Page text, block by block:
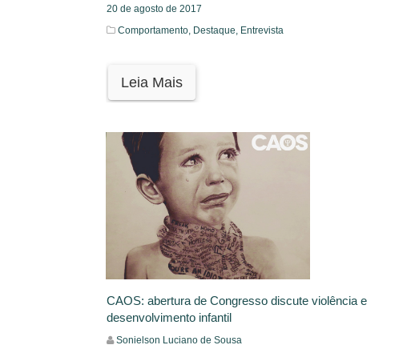
20 de agosto de 2017
Comportamento, Destaque, Entrevista
Leia Mais
CAOS: abertura de Congresso discute violência e
desenvolvimento infantil
Sonielson Luciano de Sousa